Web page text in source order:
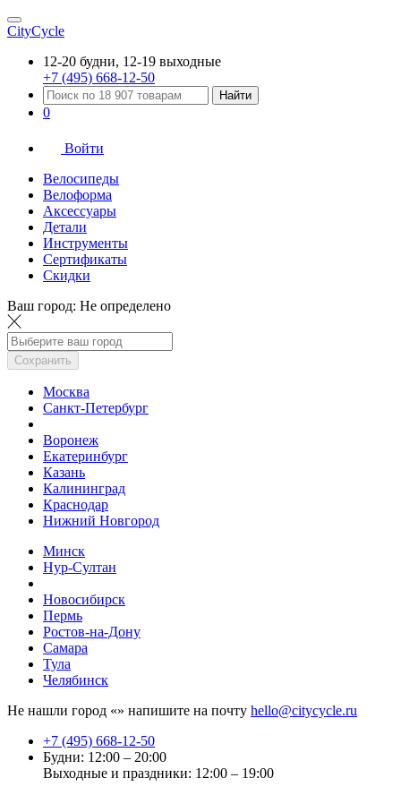
CityCycle
12-20 будни, 12-19 выходные
+7 (495) 668-12-50
Найти
0
Войти
Велосипеды
Велоформа
Аксессуары
Детали
Инструменты
Сертификаты
Скидки
Ваш город: Не определено
Сохранить
Москва
Санкт-Петербург
Воронеж
Екатеринбург
Казань
Калининград
Краснодар
Нижний Новгород
Минск
Нур-Султан
Новосибирск
Пермь
Ростов-на-Дону
Самара
Тула
Челябинск
Не нашли город «» напишите на почту hello@citycycle.ru
+7 (495) 668-12-50
Будни: 12:00 – 20:00
Выходные и праздники: 12:00 – 19:00